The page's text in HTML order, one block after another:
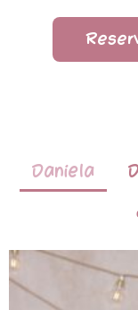
Daniela